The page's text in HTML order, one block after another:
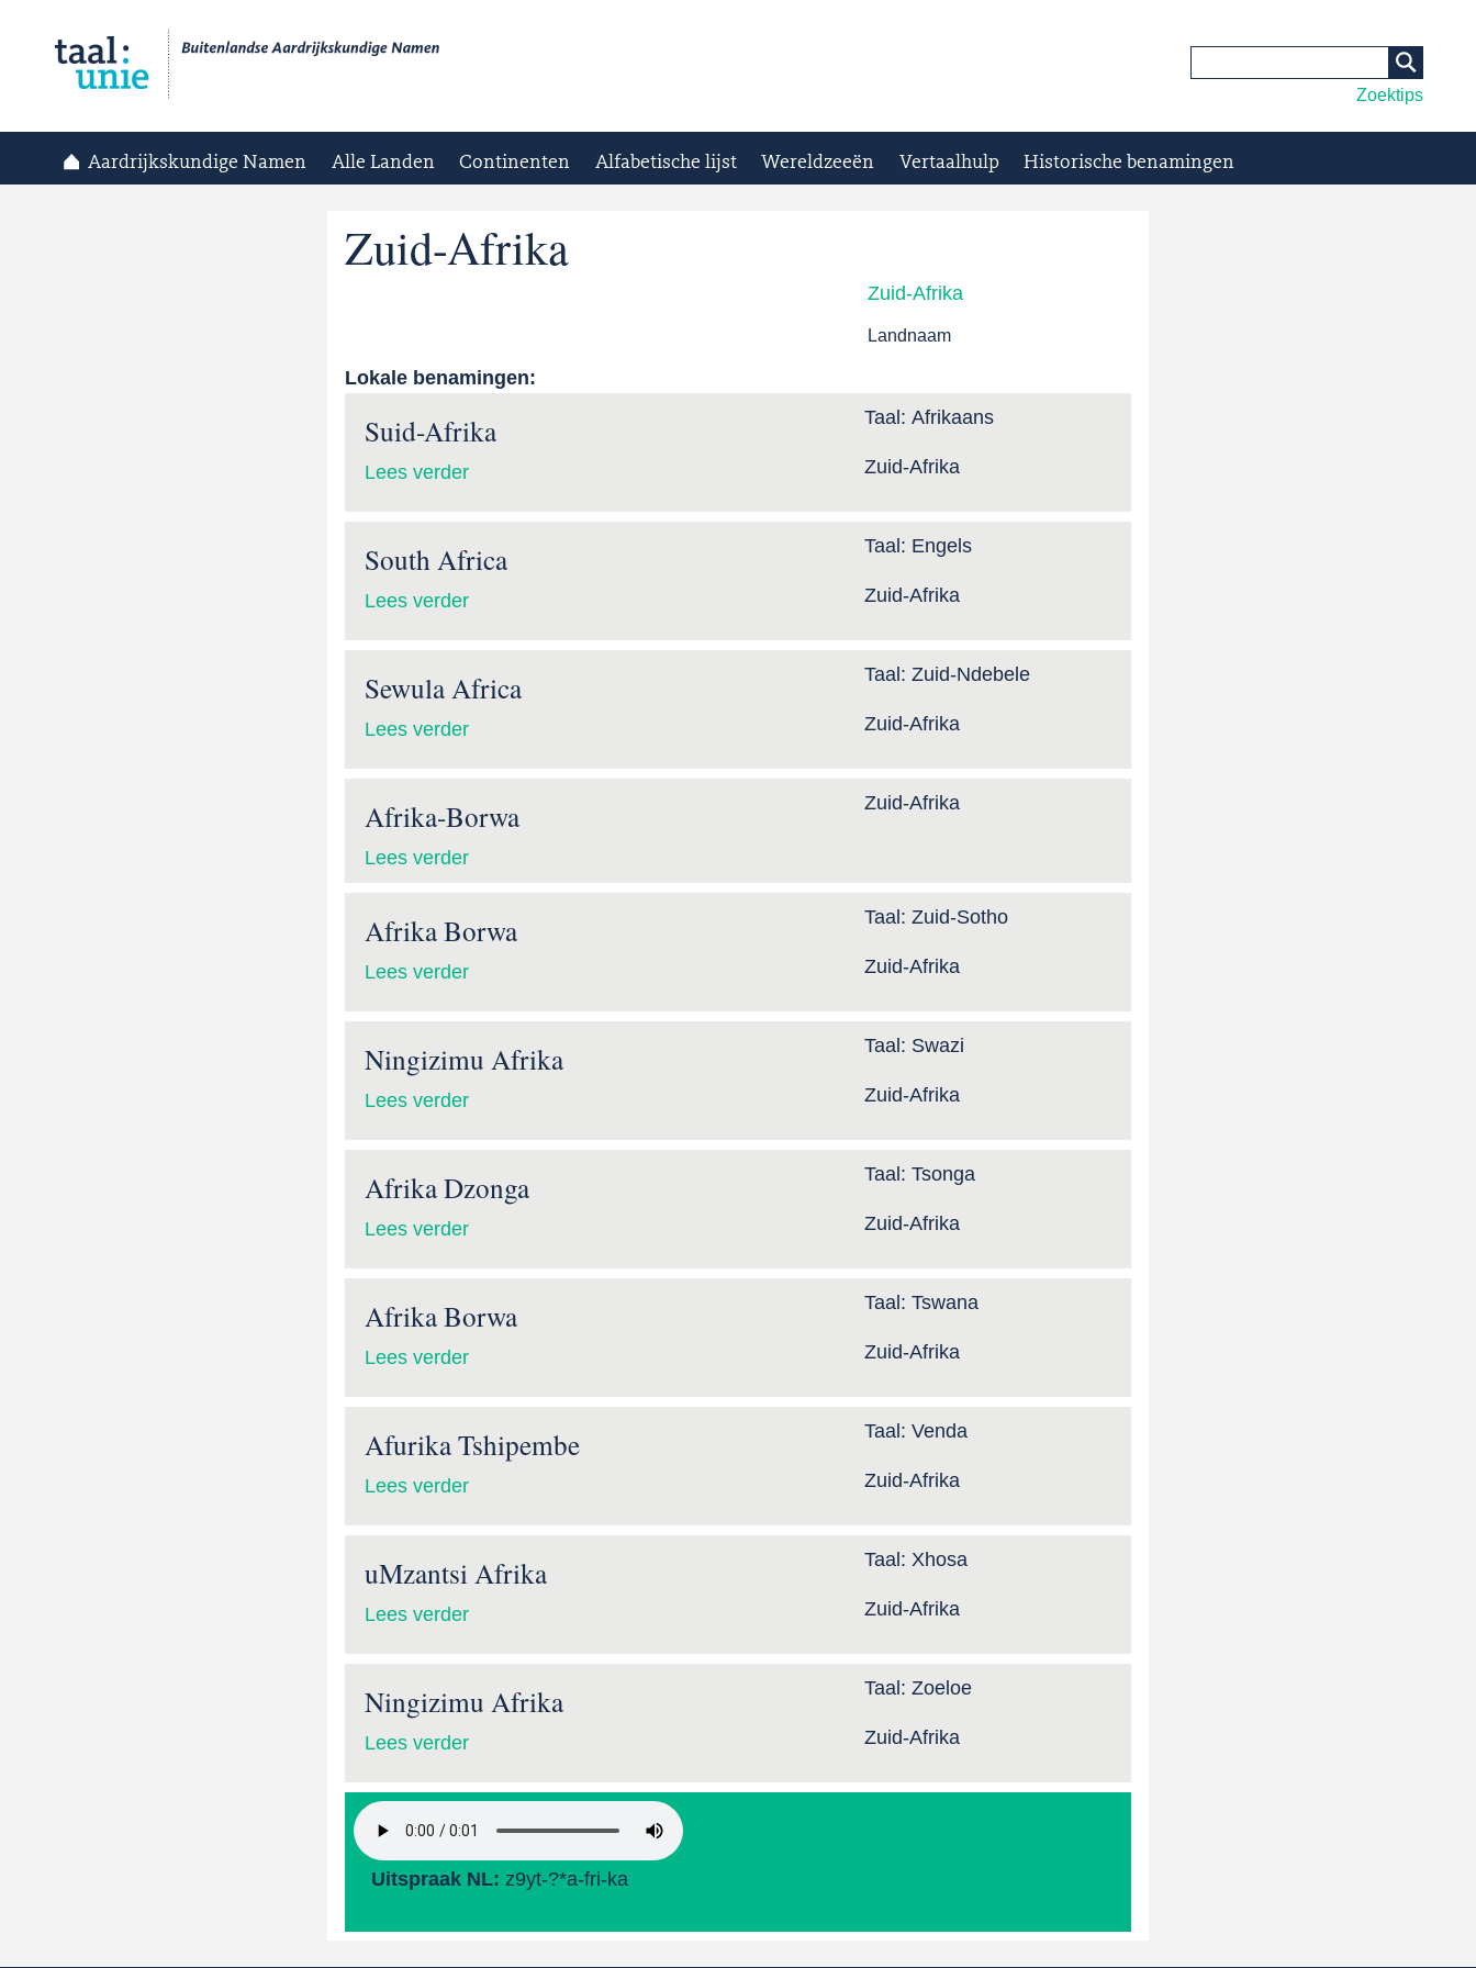
Zoektips
Aardrijkskundige Namen Alle Landen Continenten Alfabetische lijst Wereldzeeën Vertaalhulp Historische benamingen
Zuid-Afrika
Zuid-Afrika
Landnaam
Lokale benamingen:
Suid-Afrika Taal:Afrikaans
Zuid-Afrika
Lees verder
South Africa Taal: Engels
Zuid-Afrika
Lees verder
Sewula Africa Taal:Zuid-Ndebele
Zuid-Afrika
Lees verder
Afrika-Borwa Zuid-Afrika
Lees verder
Afrika Borwa Taal:Zuid-Sotho
Zuid-Afrika
Lees verder
Ningizimu Afrika Taal: Swazi
Zuid-Afrika
Lees verder
Afrika Dzonga Taal:Tsonga
Zuid-Afrika
Lees verder
Afrika Borwa Taal:Tswana
Zuid-Afrika
Lees verder
Afurika Tshipembe Taal:Venda
Zuid-Afrika
Lees verder
uMzantsi Afrika Taal:Xhosa
Zuid-Afrika
Lees verder
Ningizimu Afrika Taal:Zoeloe
Zuid-Afrika
Lees verder
Uitspraak NL: z9yt-?*a-fri-ka